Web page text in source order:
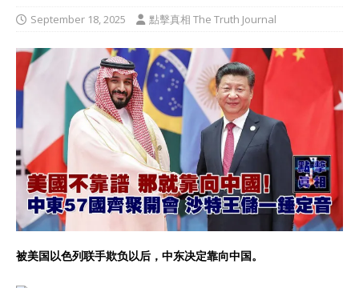
September 18, 2025 點擊真相 The Truth Journal
被美国以色列联手欺负以后，中东决定靠向中国。